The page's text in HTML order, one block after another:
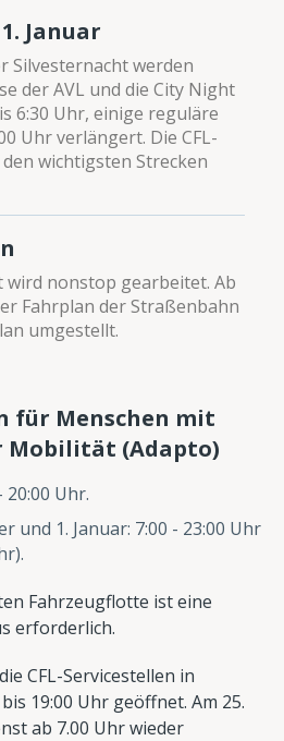
Januar
Silvesternacht werden
der AVL und die City Night
6:30 Uhr, einige reguläre
Uhr verlängert. Die CFL-
wichtigsten Strecken
wird nonstop gearbeitet. Ab
Fahrplan der Straßenbahn
umgestellt.
für Menschen mit
Mobilität (Adapto)
20:00 Uhr.
und 1. Januar: 7:00 - 23:00 Uhr
Fahrzeugflotte ist eine
erforderlich.
CFL-Servicestellen in
19:00 Uhr geöffnet. Am 25.
ab 7.00 Uhr wieder